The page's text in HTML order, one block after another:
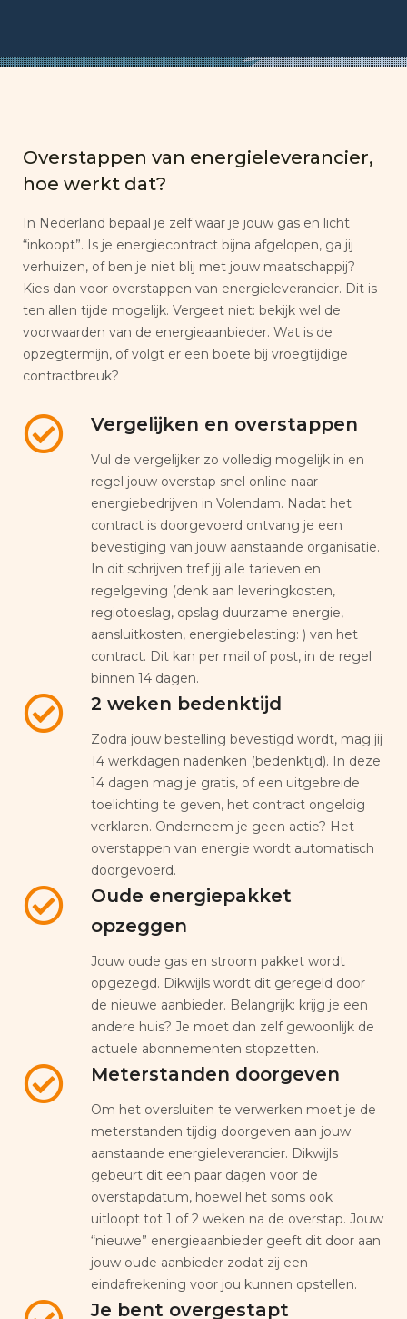
Overstappen van energieleverancier,
hoe werkt dat?
In Nederland bepaal je zelf waar je jouw gas en licht
“inkoopt”. Is je energiecontract bijna afgelopen, ga jij
verhuizen, of ben je niet blij met jouw maatschappij?
Kies dan voor overstappen van energieleverancier. Dit is
ten allen tijde mogelijk. Vergeet niet: bekijk wel de
voorwaarden van de energieaanbieder. Wat is de
opzegtermijn, of volgt er een boete bij vroegtijdige
contractbreuk?
Vergelijken en overstappen
Vul de vergelijker zo volledig mogelijk in en
regel jouw overstap snel online naar
energiebedrijven in Volendam. Nadat het
contract is doorgevoerd ontvang je een
bevestiging van jouw aanstaande organisatie.
In dit schrijven tref jij alle tarieven en
regelgeving (denk aan leveringkosten,
regiotoeslag, opslag duurzame energie,
aansluitkosten, energiebelasting: ) van het
contract. Dit kan per mail of post, in de regel
binnen 14 dagen.
2 weken bedenktijd
Zodra jouw bestelling bevestigd wordt, mag jij
14 werkdagen nadenken (bedenktijd). In deze
14 dagen mag je gratis, of een uitgebreide
toelichting te geven, het contract ongeldig
verklaren. Onderneem je geen actie? Het
overstappen van energie wordt automatisch
doorgevoerd.
Oude energiepakket
opzeggen
Jouw oude gas en stroom pakket wordt
opgezegd. Dikwijls wordt dit geregeld door
de nieuwe aanbieder. Belangrijk: krijg je een
andere huis? Je moet dan zelf gewoonlijk de
actuele abonnementen stopzetten.
Meterstanden doorgeven
Om het oversluiten te verwerken moet je de
meterstanden tijdig doorgeven aan jouw
aanstaande energieleverancier. Dikwijls
gebeurt dit een paar dagen voor de
overstapdatum, hoewel het soms ook
uitloopt tot 1 of 2 weken na de overstap. Jouw
“nieuwe” energieaanbieder geeft dit door aan
jouw oude aanbieder zodat zij een
eindafrekening voor jou kunnen opstellen.
Je bent overgestapt